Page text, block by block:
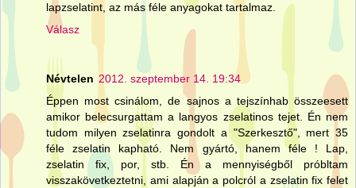
lapzselatint, az más féle anyagokat tartalmaz.
Válasz
Névtelen 2012. szeptember 14. 19:34
Éppen most csinálom, de sajnos a tejszínhab összeesett
amikor belecsurgattam a langyos zselatinos tejet. Én nem
tudom milyen zselatinra gondolt a "Szerkesztő", mert 35
féle zselatin kapható. Nem gyártó, hanem féle ! Lap,
zselatin fix, por, stb. Én a mennyiségből próbltam
visszakövetkeztetni, ami alapján a polcról a zselatin fix felet